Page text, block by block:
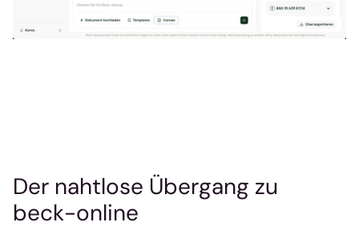
Der nahtlose Übergang zu
beck-online